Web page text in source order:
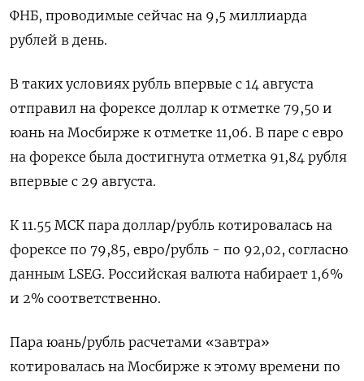
ФНБ, проводимые сейчас на 9,5 миллиарда
рублей в день.
В таких условиях рубль впервые с 14 августа
отправил на форексе доллар к отметке 79,50 и
юань на Мосбирже к отметке 11,06. В паре с евро
на форексе была достигнута отметка 91,84 рубля
впервые с 29 августа.
К 11.55 МСК пара доллар/рубль котировалась на
форексе по 79,85, евро/рубль - по 92,02, согласно
данным LSEG. Российская валюта набирает 1,6%
и 2% соответственно.
Пара юань/рубль расчетами «завтра»
котировалась на Мосбирже к этому времени по